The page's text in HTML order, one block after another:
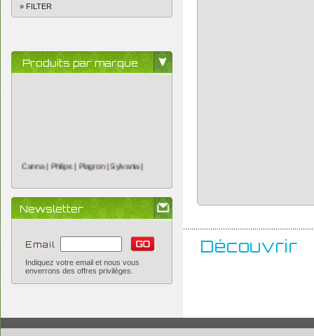
» FILTER
Produits par marque
Newsletter
Email
Indiquez votre email et nous vous
enverrons des offres privilèges.
Découvrir